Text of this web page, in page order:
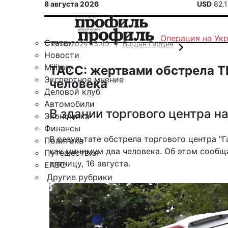
8 августа 2026 USD
Статьи
Новости
Military
Экспертное мнение
Деловой клуб
Автомобили
Экономика
Финансы
Политика
Путешествия
ЕАЭС
Другие рубрики
Спецпроект «Юрий Мамлеев»
Календарь событий
Зарубежье
Операция на
16.08.2024 13:49 Богдан Герцен
ТАСС: жертвами обстрела
человека
В здании торгового центра
В результате обстрела торгового центра
как минимум два человека. Об этом
пятницу, 16 августа.